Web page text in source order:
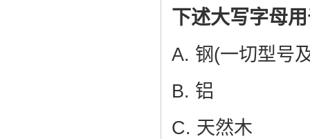
下述大写字母
A. 钢(一切型号
B. 铝
C. 天然木